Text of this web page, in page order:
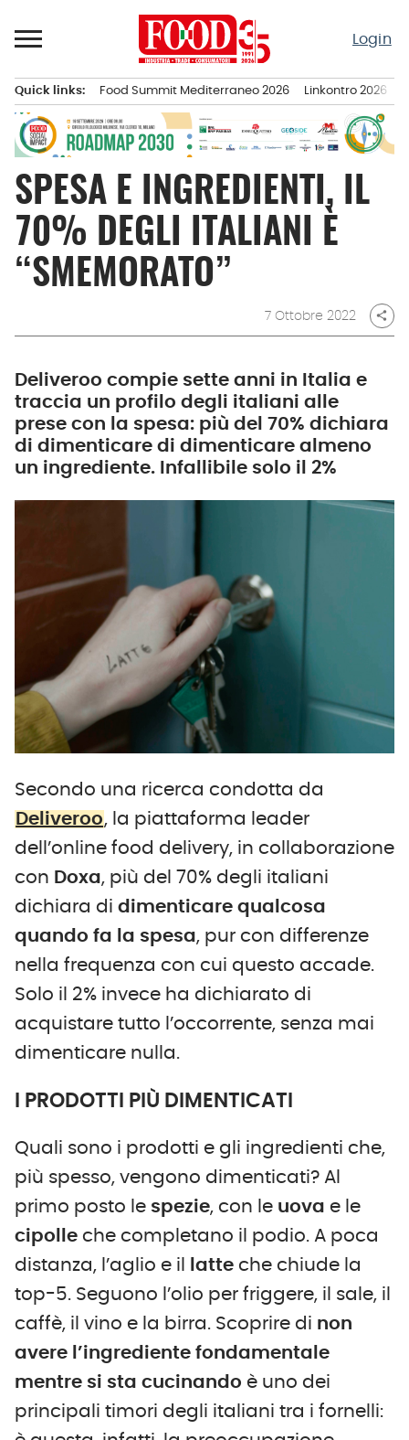
al
Login
principale
Quick links: Food Summit Mediterraneo 2026 Linkontro 2026
SPESA E INGREDIENTI, IL
70% DEGLI ITALIANI È
“SMEMORATO”
7 Ottobre 2022 share
Deliveroo compie sette anni in Italia e
traccia un profilo degli italiani alle
prese con la spesa: più del 70% dichiara
di dimenticare di dimenticare almeno
un ingrediente. Infallibile solo il 2%
Secondo una ricerca condotta da
Deliveroo, la piattaforma leader
dell’online food delivery, in collaborazione
con Doxa, più del 70% degli italiani
dichiara di dimenticare qualcosa
quando fa la spesa, pur con differenze
nella frequenza con cui questo accade.
Solo il 2% invece ha dichiarato di
acquistare tutto l’occorrente, senza mai
dimenticare nulla.
I PRODOTTI PIÙ DIMENTICATI
Quali sono i prodotti e gli ingredienti che,
più spesso, vengono dimenticati? Al
primo posto le spezie, con le uova e le
cipolle che completano il podio. A poca
distanza, l’aglio e il
latte che chiude la
top-5. Seguono l’olio per friggere, il sale, il
caffè, il vino e la birra. Scoprire di non
avere l’ingrediente fondamentale
mentre si sta cucinando è uno dei
principali timori degli italiani tra i fornelli: